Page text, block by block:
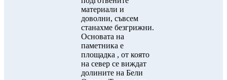
материали и
доволни, съвсем
станахме безгрижни.
Основата на
паметника е
площадка , от която
на север се виждат
долините на Бели